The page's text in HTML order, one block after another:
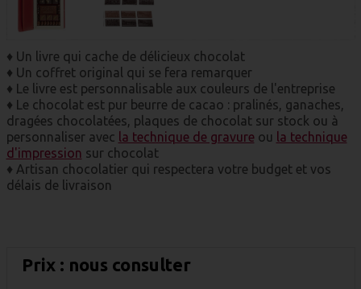
♦ Un livre qui cache de délicieux chocolat
♦ Un coffret original qui se fera remarquer
♦ Le livre est personnalisable aux couleurs de l'entreprise
♦ Le chocolat est pur beurre de cacao : pralinés, ganaches,
dragées chocolatées, plaques de chocolat sur stock ou à
personnaliser avec la technique de gravureou
la technique
d'impression sur chocolat
♦ Artisan chocolatier qui respectera votre budget et vos
délais de livraison
Prix : nous consulter